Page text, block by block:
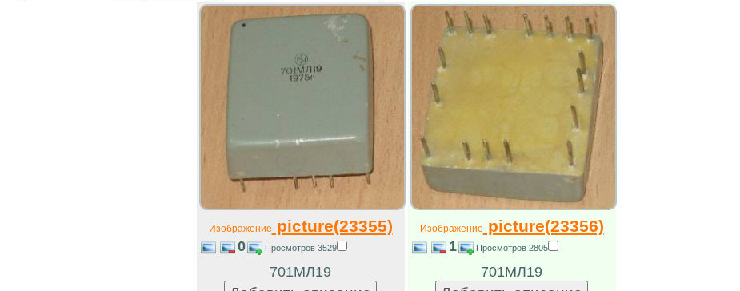
Изображение picture(23355)
0 Просмотров 3529
701МЛ19
Изображение picture(23356)
1 Просмотров 2805
701МЛ19